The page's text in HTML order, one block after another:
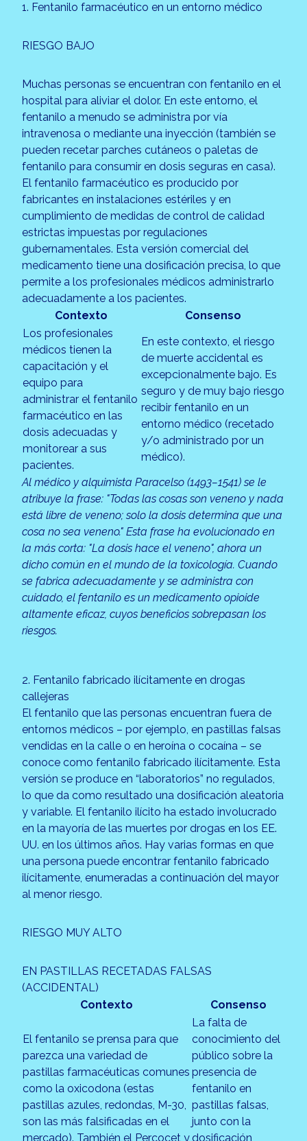
1. Fentanilo farmacéutico en un entorno médico
RIESGO BAJO
Muchas personas se encuentran con fentanilo en el
hospital para aliviar el dolor. En este entorno, el
fentanilo a menudo se administra por vía
intravenosa o mediante una inyección (también se
pueden recetar parches cutáneos o paletas de
fentanilo para consumir en dosis seguras en casa).
El fentanilo farmacéutico es producido por
fabricantes en instalaciones estériles y en
cumplimiento de medidas de control de calidad
estrictas impuestas por regulaciones
gubernamentales. Esta versión comercial del
medicamento tiene una dosificación precisa, lo que
permite a los profesionales médicos administrarlo
adecuadamente a los pacientes.
Contexto
Consenso
Los profesionales
médicos tienen la
capacitación y el
equipo para
administrar el fentanilo
farmacéutico en las
dosis adecuadas y
monitorear a sus
pacientes.
En este contexto, el riesgo
de muerte accidental es
excepcionalmente bajo. Es
seguro y de muy bajo riesgo
recibir fentanilo en un
entorno médico (recetado
y/o administrado por un
médico).
Al médico y alquimista Paracelso (1493–1541) se le
atribuye la frase: "Todas las cosas son veneno y nada
está libre de veneno; solo la dosis determina que una
cosa no sea veneno." Esta frase ha evolucionado en
la más corta: "La dosis hace el veneno", ahora un
dicho común en el mundo de la toxicología. Cuando
se fabrica adecuadamente y se administra con
cuidado, el fentanilo es un medicamento opioide
altamente eficaz, cuyos beneficios sobrepasan los
riesgos.
2. Fentanilo fabricado ilícitamente en drogas
callejeras
El fentanilo que las personas encuentran fuera de
entornos médicos – por ejemplo, en pastillas falsas
vendidas en la calle o en heroína o cocaína – se
conoce como fentanilo fabricado ilícitamente. Esta
versión se produce en “laboratorios” no regulados,
lo que da como resultado una dosificación aleatoria
y variable. El fentanilo ilícito ha estado involucrado
en la mayoría de las muertes por drogas en los EE.
UU. en los últimos años. Hay varias formas en que
una persona puede encontrar fentanilo fabricado
ilícitamente, enumeradas a continuación del mayor
al menor riesgo.
RIESGO MUY ALTO
EN PASTILLAS RECETADAS FALSAS
(ACCIDENTAL)
Contexto
Consenso
El fentanilo se prensa para que
parezca una variedad de
pastillas farmacéuticas comunes
como la oxicodona (estas
pastillas azules, redondas, M-30,
son las más falsificadas en el
mercado). También el Percocet y
La falta de
conocimiento del
público sobre la
presencia de
fentanilo en
pastillas falsas,
junto con la
dosificación